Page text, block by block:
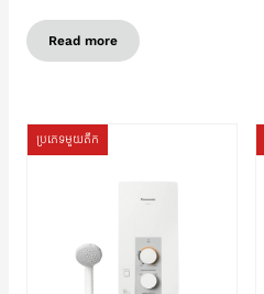
Read more
ប្រភេទមួយតឹក